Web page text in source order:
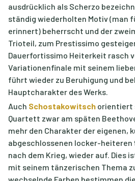
ausdrücklich als Scherzo
ständig wiederholten Motiv (man
erinnert) beherrscht und der
Trioteil, zum Prestissimo
Dauerfortissimo Heiterkeit rasch
Variationenfinale mit seinem
führt wieder zu Beruhigung und
Hauptcharakter des Werks.
Auch Schostakowitsch orientiert
Quartett zwar am späten
mehr den Charakter der eigenen,
abgeschlossenen locker-heiteren
nach dem Krieg, wieder auf. Dies
mit seinem tänzerischen Thema